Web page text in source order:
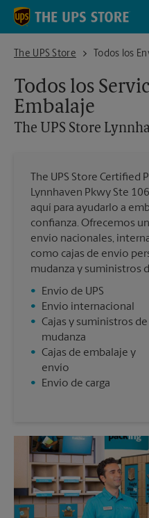
Skip to content
Return to Nav
The UPS Store
The UPS Store Lynnhaven
Todos los
Todos los
Embalaje
The UPS Store
The UPS Store Certified
Lynnhaven Pkwy Ste
aquí para ayudarlo a
confianza. Ofrecemos
envío nacionales,
como cajas de envío
mudanza y suministros
•
Envío de UPS
•
Envío internacional
• Cajas y suministros de
mudanza
• Cajas de embalaje y
envío
•
Envío de carga